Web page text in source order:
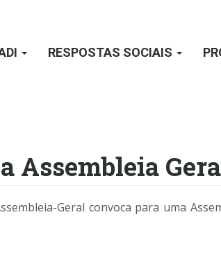
RESPOSTAS SOCIAIS
Assembleia
Geral convoca para uma